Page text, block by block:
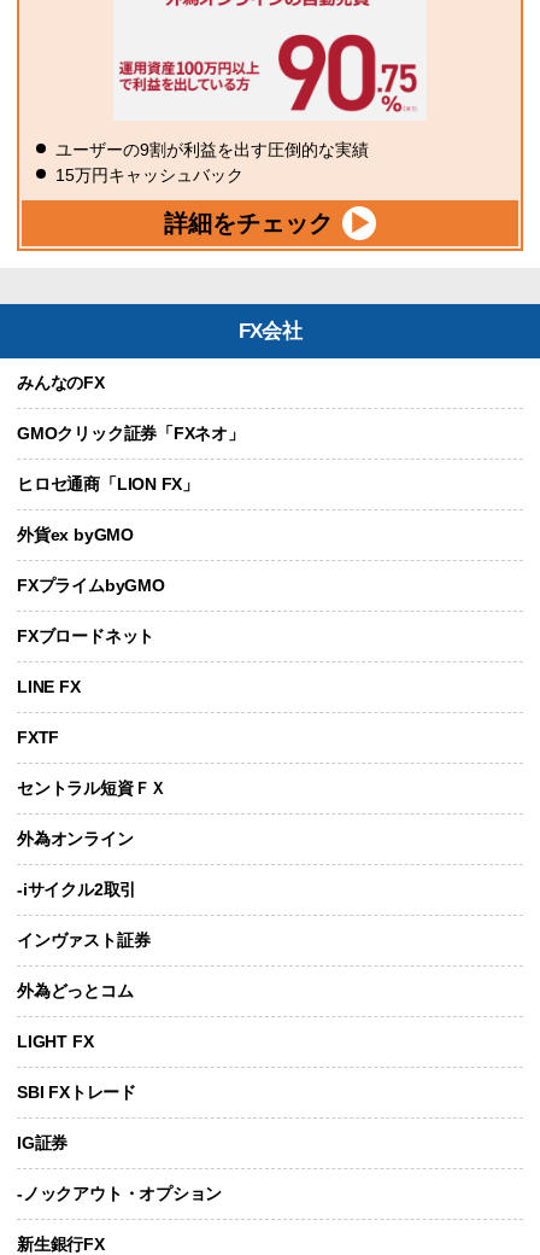
ユーザーの9割が利益を出す圧倒的な実績
15万円キャッシュバック
詳細をチェック
FX会社
みんなのFX
GMOクリック証券「FXネオ」
ヒロセ通商「LION FX」
外貨ex byGMO
FXプライムbyGMO
FXブロードネット
LINE FX
FXTF
セントラル短資ＦＸ
外為オンライン
-iサイクル2取引
インヴァスト証券
外為どっとコム
LIGHT FX
SBI FXトレード
IG証券
-ノックアウト・オプション
新生銀行FX